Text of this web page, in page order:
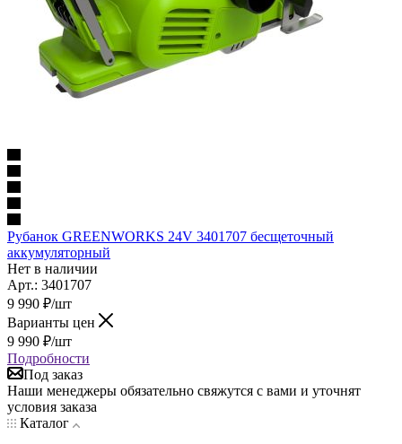
Рубанок GREENWORKS 24V 3401707 бесщеточный
аккумуляторный
Нет в наличии
Арт.: 3401707
9 990 ₽/шт
Варианты цен
9 990 ₽/шт
Подробности
Под заказ
Наши менеджеры обязательно свяжутся с вами и уточнят
условия заказа
Каталог